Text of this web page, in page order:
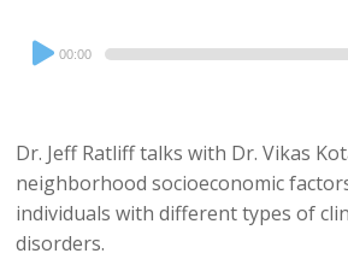
Audio
Player
00:00
Dr. Jeff Ratliff talks with Dr. Vikas
neighborhood socioeconomic
individuals with different types of
disorders.